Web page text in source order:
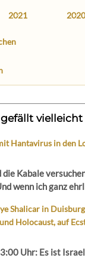
2021
vielleicht
Hantavirus in den
die Kabale
wenn ich ganz
Shalicar in
Holocaust, auf
Uhr: Es ist